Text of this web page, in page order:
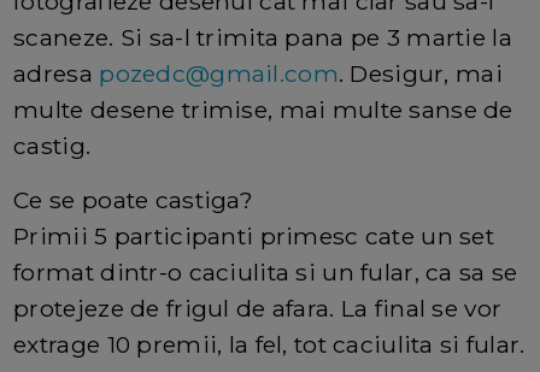
scaneze. Si sa-l trimita pana pe 3 martie la
adresa pozedc@gmail.com. Desigur, mai
multe desene trimise, mai multe sanse de
castig.
Ce se poate castiga?
Primii 5 participanti primesc cate un set
format dintr-o caciulita si un fular, ca sa se
protejeze de frigul de afara. La final se vor
extrage 10 premii, la fel, tot caciulita si fular.